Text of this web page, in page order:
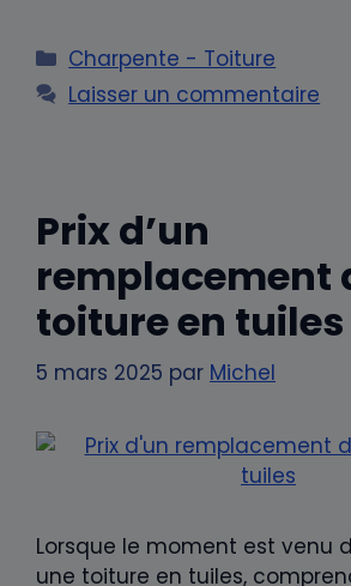
Catégories
Charpente - Toiture
Laisser un commentaire
Prix d’un
remplacement
toiture en tuiles
5 mars 2025 par Michel
Lorsque le moment est venu
une toiture en tuiles,